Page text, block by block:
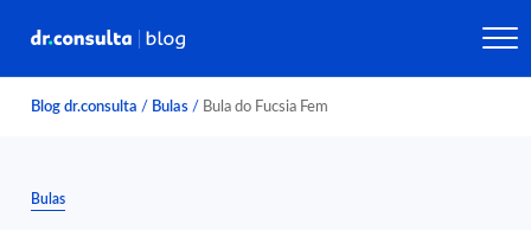
Blog dr.consulta / Bulas / Bula do Fucsia Fem
Bulas